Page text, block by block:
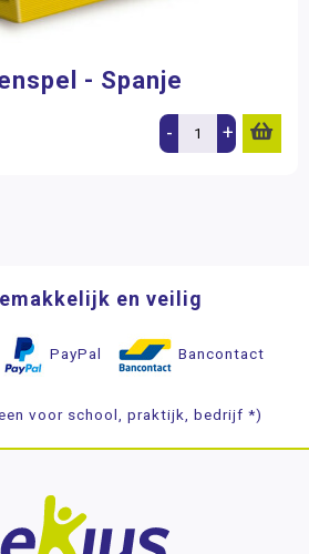
- Spanje
- +
en veilig
PayPal Bancontact
voor school, praktijk, bedrijf *)